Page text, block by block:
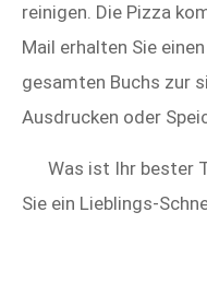
reinigen. Die Pizza
Mail erhalten Sie
gesamten Buchs zur
Ausdrucken oder
Was ist Ihr bester
Sie ein Lieblings-